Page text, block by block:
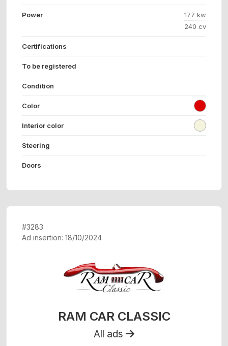
Power
177 kw
240 cv
Certifications
To be registered
Condition
Color
Interior color
Steering
Doors
#3283
Ad insertion: 18/10/2024
RAM CAR CLASSIC
All ads